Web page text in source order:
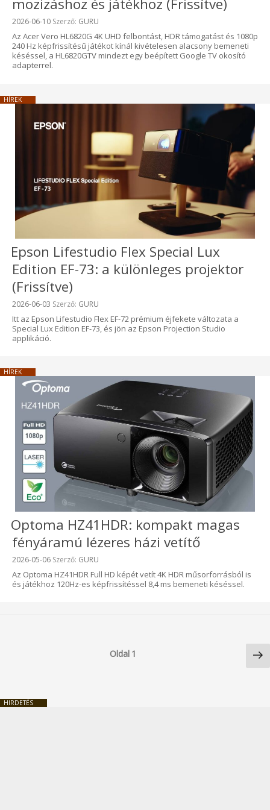
mozizáshoz és játékhoz (Frissítve)
Beküldve:
2026-06-10 Szerző: GURU
Az Acer Vero HL6820G 4K UHD felbontást, HDR támogatást és 1080p
240 Hz képfrissítésű játékot kínál kivételesen alacsony bemeneti
késéssel, a HL6820GTV mindezt egy beépített Google TV okosító
adapterrel.
HÍREK
Epson Lifestudio Flex Special Lux
Edition EF-73: a különleges projektor
(Frissítve)
Beküldve:
2026-06-03 Szerző: GURU
Itt az Epson Lifestudio Flex EF-72 prémium éjfekete változata a
Special Lux Edition EF-73, és jön az Epson Projection Studio
applikáció.
HÍREK
Optoma HZ41HDR: kompakt magas
fényáramú lézeres házi vetítő
Beküldve:
2026-05-06 Szerző: GURU
Az Optoma HZ41HDR Full HD képét vetít 4K HDR műsorforrásból is
és játékhoz 120Hz-es képfrissítéssel 8,4 ms bemeneti késéssel.
Oldal 1
HIRDETÉS